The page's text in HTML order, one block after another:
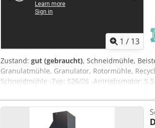
1 / 13
Zustand: gut (gebraucht), Schneidmühle,
Granulatmühle, Granulator, Rotormühle,
Schneidmühle -Typ: S26/26 -Antriebsmotor:
2 Stück -Sieb Lochung: Ø 8 mm -Rotorbreite:
Schneidmühlen vorhanden Chodpezf Ng Ujfx
mm -Gewicht: 475 kg